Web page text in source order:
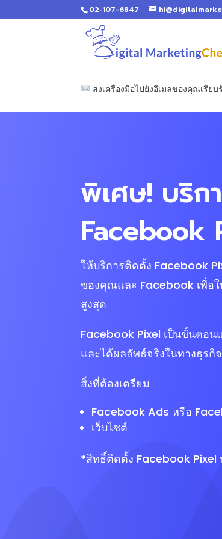
02-107-6847
ส่งเครื่องมือไปยังอีเมลของคุณเรีย
พิเศษ! บริก
Facebook
ให้บริการติดตั้ง Facebook
ของคุณและ Facebook เพื่อ
สูงสุด
Facebook Pixel เป็นขั้นตอ
และได้ผลลัพธ์จริงในทางธุรกิจ
สิ่งที่ต้องเตรียม
Facebook Ads หรือ
เว็บไซต์
*สิทธิ์ติดตั้ง Facebook Pixel